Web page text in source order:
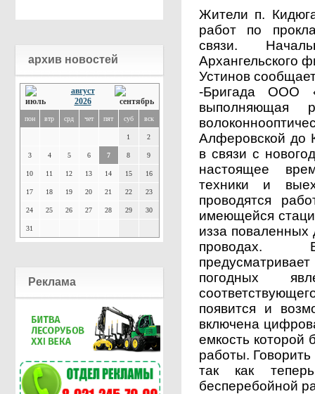
архив новостей
август
2026
пон втр срд чет пят суб вск
1 2
3 4 5 6 7 8 9
10 11 12 13 14 15 16
17 18 19 20 21 22 23
24 25 26 27 28 29 30
31
Реклама
Жители п.
работ по
связи.
Архангельского
Устинов
-Бригада ООО
выполняющая
Алферовской до
в связи с
настоящее
техники и
проводятся
имеющейся
из­за
проводах.
погодных
появится и
включена
емкость которой
работы.
так как
бесперебойной